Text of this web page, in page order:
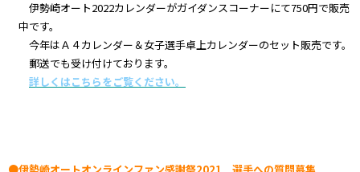
伊勢崎オート2022カレンダーがガイダンスコーナーにて750円で販売
中です。
今年はＡ４カレンダー＆女子選手卓上カレンダーのセット販売です。
郵送でも受け付けております。
詳しくはこちらをご覧ください。